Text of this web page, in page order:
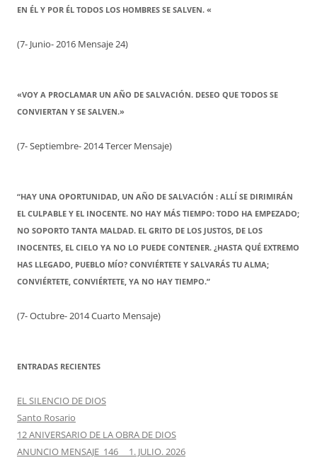
EN ÉL Y POR ÉL TODOS LOS HOMBRES SE SALVEN. «
(7- Junio- 2016 Mensaje 24)
«VOY A PROCLAMAR UN AÑO DE SALVACIÓN. DESEO QUE TODOS SE
CONVIERTAN Y SE SALVEN.»
(7- Septiembre- 2014 Tercer Mensaje)
“HAY UNA OPORTUNIDAD, UN AÑO DE SALVACIÓN : ALLÍ SE DIRIMIRÁN
EL CULPABLE Y EL INOCENTE. NO HAY MÁS TIEMPO: TODO HA EMPEZADO;
NO SOPORTO TANTA MALDAD. EL GRITO DE LOS JUSTOS, DE LOS
INOCENTES, EL CIELO YA NO LO PUEDE CONTENER. ¿HASTA QUÉ EXTREMO
HAS LLEGADO, PUEBLO MÍO? CONVIÉRTETE Y SALVARÁS TU ALMA;
CONVIÉRTETE, CONVIÉRTETE, YA NO HAY TIEMPO.”
(7- Octubre- 2014 Cuarto Mensaje)
ENTRADAS RECIENTES
EL SILENCIO DE DIOS
Santo Rosario
12 ANIVERSARIO DE LA OBRA DE DIOS
ANUNCIO MENSAJE 146 1. JULIO. 2026